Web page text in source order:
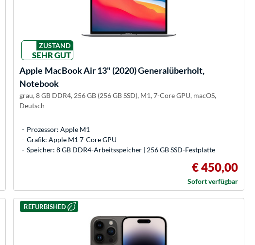
ZUSTAND
SEHR GUT
Apple MacBook Air 13" (2020) Generalüberholt,
Notebook
grau, 8 GB DDR4, 256 GB (256 GB SSD), M1, 7-Core GPU, macOS,
Deutsch
Prozessor: Apple M1
Grafik: Apple M1 7-Core GPU
Speicher: 8 GB DDR4-Arbeitsspeicher | 256 GB SSD-Festplatte
€ 450,00
Sofort verfügbar
REFURBISHED